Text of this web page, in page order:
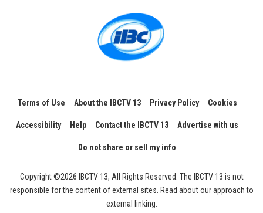
Terms of Use About the IBCTV 13 Privacy Policy Cookies
Accessibility Help Contact the IBCTV 13 Advertise with us
Do not share or sell my info
Copyright ©2026 IBCTV 13, All Rights Reserved. The IBCTV 13 is not
responsible for the content of external sites. Read about our approach to
external linking.